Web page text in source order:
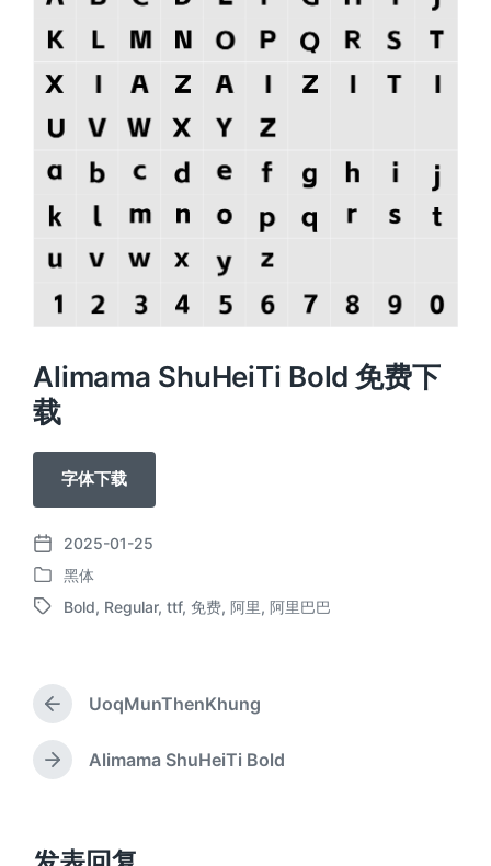
Alimama ShuHeiTi Bold 免费下
载
字体下载
发
布
日
2025-01-25
发
布
黑体
标
Bold, Regular, ttf, 免费, 阿里, 阿里巴巴
上
篇
文
章
UoqMunThenKhung
下
：
Alimama ShuHeiTi Bold